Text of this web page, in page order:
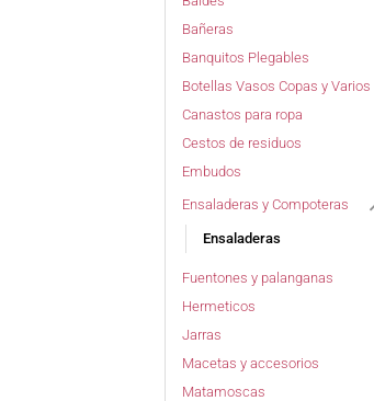
Bañeras
Banquitos Plegables
Botellas Vasos Copas y Varios
Canastos para ropa
Cestos de residuos
Embudos
Ensaladeras y Compoteras
Ensaladeras
Fuentones y palanganas
Hermeticos
Jarras
Macetas y accesorios
Matamoscas